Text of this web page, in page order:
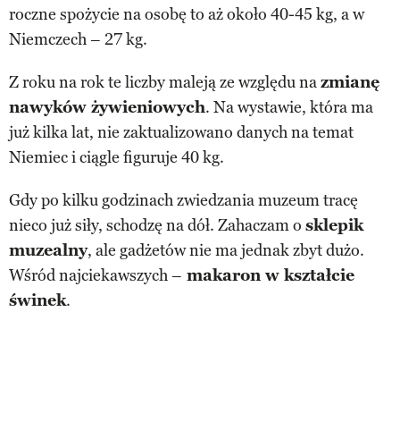
roczne spożycie na osobę to aż około 40-45 kg, a w
Niemczech – 27 kg.
Z roku na rok te liczby maleją ze względu nazmianę
nawyków żywieniowych. Na wystawie, która ma
już kilka lat, nie zaktualizowano danych na temat
Niemiec i ciągle figuruje 40 kg.
Gdy po kilku godzinach zwiedzania muzeum tracę
nieco już siły, schodzę na dół. Zahaczam o sklepik
muzealny, ale gadżetów nie ma jednak zbyt dużo.
Wśród najciekawszych – makaron w kształcie
świnek.